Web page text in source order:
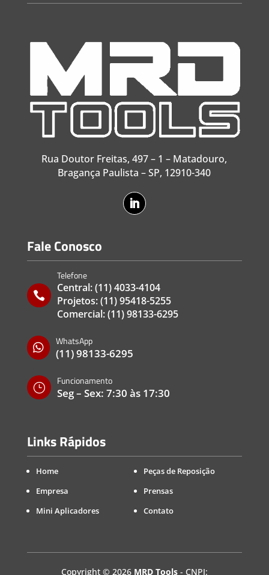
Rua Doutor Freitas, 497 – 1 – Matadouro,
Bragança Paulista – SP, 12910-340
Fale Conosco

Telefone
Central:(11) 4033-4104
Projetos:(11) 95418-5255
Comercial:(11) 98133-6295

WhatsApp
(11) 98133-6295
}
Funcionamento
Seg – Sex: 7:30 às 17:30
Links Rápidos
Home
Empresa
Mini Aplicadores
Peças de Reposição
Prensas
Contato
Copyright © 2026 MRD Tools- CNPJ: